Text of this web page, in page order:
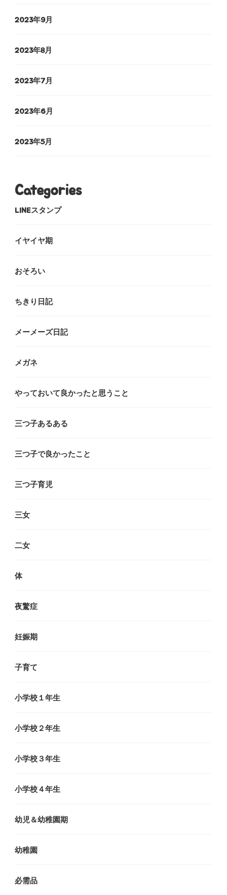
2023年9月
2023年8月
2023年7月
2023年6月
2023年5月
Categories
LINEスタンプ
イヤイヤ期
おそろい
ちきり日記
メーメーズ日記
メガネ
やっておいて良かったと思うこと
三つ子あるある
三つ子で良かったこと
三つ子育児
三女
二女
体
夜驚症
妊娠期
子育て
小学校１年生
小学校２年生
小学校３年生
小学校４年生
幼児＆幼稚園期
幼稚園
必需品